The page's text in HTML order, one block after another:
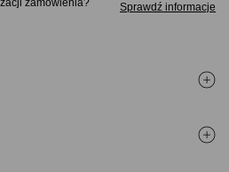
Sprawdź informacje